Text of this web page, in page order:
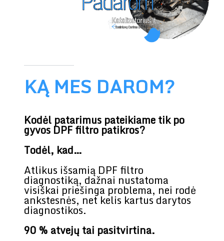
KĄ MES DAROM?
Kodėl patarimus pateikiame tik po
gyvos DPF filtro patikros?
Todėl, kad…
Atlikus išsamią DPF filtro
diagnostiką, dažnai nustatoma
visiškai priešinga problema, nei rodė
ankstesnės, net kelis kartus darytos
diagnostikos.
90 % atvejų tai pasitvirtina.